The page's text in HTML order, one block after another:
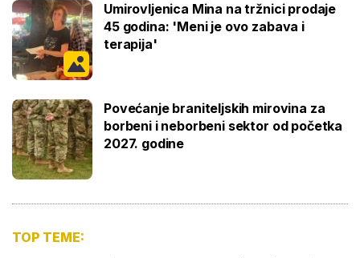
Umirovljenica Mina na tržnici prodaje
45 godina: 'Meni je ovo zabava i
terapija'
Povećanje braniteljskih mirovina za
borbeni i neborbeni sektor od početka
2027. godine
TOP TEME: